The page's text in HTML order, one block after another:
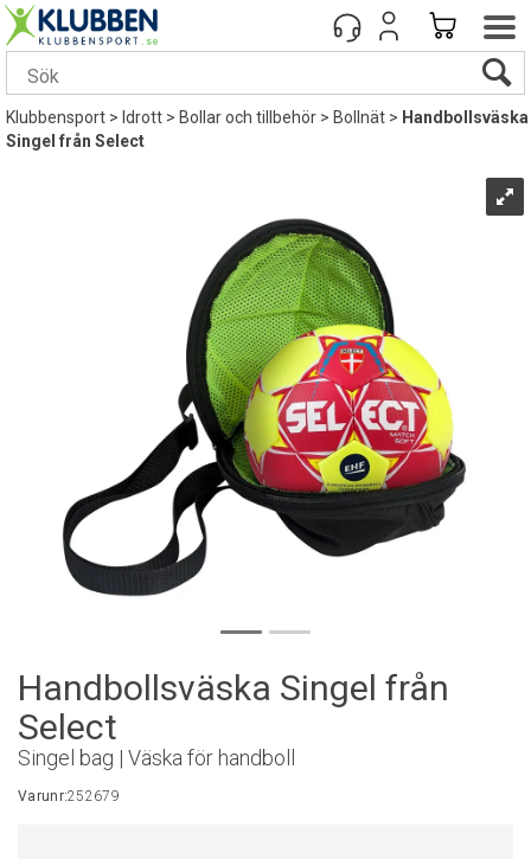
Klubbensport> Idrott>Bollar och tillbehör>Bollnät> Handbollsväska
Singel från Select
Handbollsväska Singel från
Select
Singel bag | Väska för handboll
Varunr:252679